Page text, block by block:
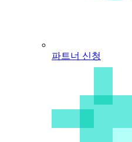
파트너 신청